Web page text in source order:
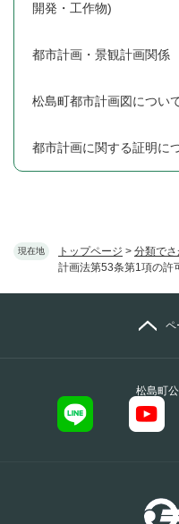
現在地 トップページ > 分類で
計画法第53条第1項の許
開発・工作物)
都市計画・景観計画関係
松島町都市計画図につい
都市計画に関する証明に
松島町
ペ